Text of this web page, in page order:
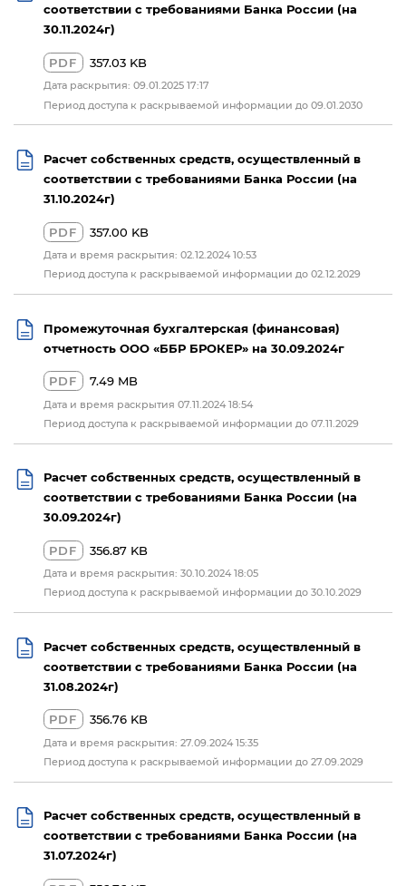
соответствии с требованиями Банка России (на
30.11.2024г)
PDF 357.03 KB
Дата раскрытия: 09.01.2025 17:17
Период доступа к раскрываемой информации до 09.01.2030
Расчет собственных средств, осуществленный в
соответствии с требованиями Банка России (на
31.10.2024г)
PDF 357.00 KB
Дата и время раскрытия: 02.12.2024 10:53
Период доступа к раскрываемой информации до 02.12.2029
Промежуточная бухгалтерская (финансовая)
отчетность ООО «ББР БРОКЕР» на 30.09.2024г
PDF 7.49 MB
Дата и время раскрытия 07.11.2024 18:54
Период доступа к раскрываемой информации до 07.11.2029
Расчет собственных средств, осуществленный в
соответствии с требованиями Банка России (на
30.09.2024г)
PDF 356.87 KB
Дата и время раскрытия: 30.10.2024 18:05
Период доступа к раскрываемой информации до 30.10.2029
Расчет собственных средств, осуществленный в
соответствии с требованиями Банка России (на
31.08.2024г)
PDF 356.76 KB
Дата и время раскрытия: 27.09.2024 15:35
Период доступа к раскрываемой информации до 27.09.2029
Расчет собственных средств, осуществленный в
соответствии с требованиями Банка России (на
31.07.2024г)